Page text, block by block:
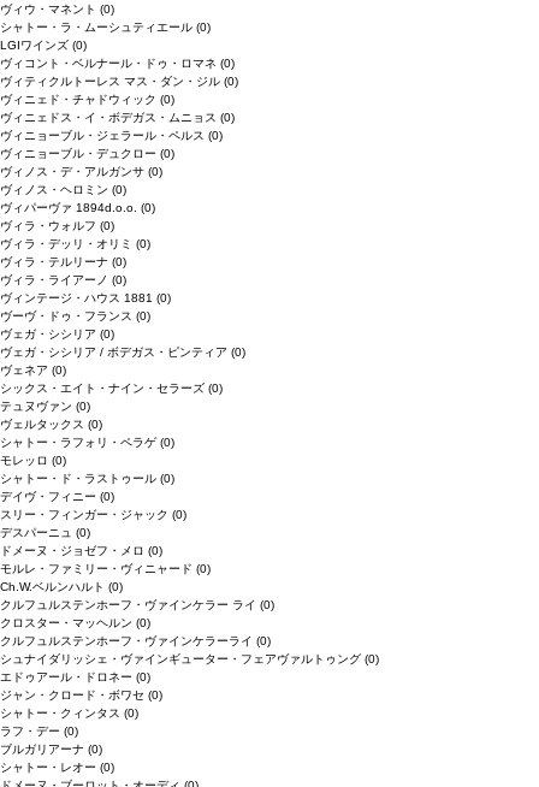
ヴィウ・マネント (0)
シャトー・ラ・ムーシュティエール (0)
LGIワインズ (0)
ヴィコント・ベルナール・ドゥ・ロマネ (0)
ヴィティクルトーレス マス・ダン・ジル (0)
ヴィニェド・チャドウィック (0)
ヴィニェドス・イ・ボデガス・ムニョス (0)
ヴィニョーブル・ジェラール・ペルス (0)
ヴィニョーブル・デュクロー (0)
ヴィノス・デ・アルガンサ (0)
ヴィノス・ヘロミン (0)
ヴィパーヴァ 1894d.o.o. (0)
ヴィラ・ウォルフ (0)
ヴィラ・デッリ・オリミ (0)
ヴィラ・テルリーナ (0)
ヴィラ・ライアーノ (0)
ヴィンテージ・ハウス 1881 (0)
ヴーヴ・ドゥ・フランス (0)
ヴェガ・シシリア (0)
ヴェガ・シシリア / ボデガス・ピンティア (0)
ヴェネア (0)
シックス・エイト・ナイン・セラーズ (0)
テュヌヴァン (0)
ヴェルタックス (0)
シャトー・ラフォリ・ペラゲ (0)
モレッロ (0)
シャトー・ド・ラストゥール (0)
デイヴ・フィニー (0)
スリー・フィンガー・ジャック (0)
デスパーニュ (0)
ドメーヌ・ジョゼフ・メロ (0)
モルレ・ファミリー・ヴィニャード (0)
Ch.W.ベルンハルト (0)
クルフュルステンホーフ・ヴァインケラー ライ (0)
クロスター・マッヘルン (0)
クルフュルステンホーフ・ヴァインケラーライ (0)
シュナイダリッシェ・ヴァインギューター・フェアヴァルトゥング (0)
エドゥアール・ドロネー (0)
ジャン・クロード・ボワセ (0)
シャトー・クィンタス (0)
ラフ・デー (0)
ブルガリアーナ (0)
シャトー・レオー (0)